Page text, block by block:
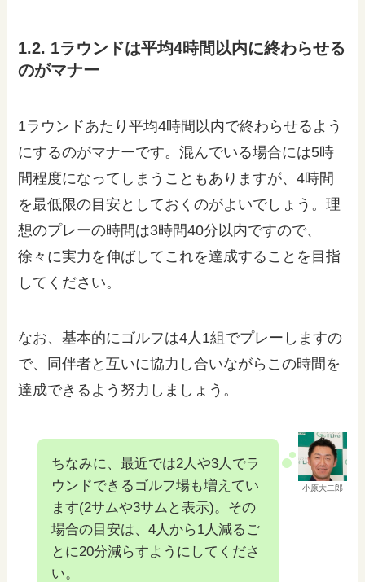
1.2. 1ラウンドは平均4時間以内に終わらせる
のがマナー
1ラウンドあたり平均4時間以内で終わらせるよう
にするのがマナーです。混んでいる場合には5時
間程度になってしまうこともありますが、4時間
を最低限の目安としておくのがよいでしょう。理
想のプレーの時間は3時間40分以内ですので、
徐々に実力を伸ばしてこれを達成することを目指
してください。
なお、基本的にゴルフは4人1組でプレーしますの
で、同伴者と互いに協力し合いながらこの時間を
達成できるよう努力しましょう。
小原大二郎
ちなみに、最近では2人や3人でラ
ウンドできるゴルフ場も増えてい
ます(2サムや3サムと表示)。その
場合の目安は、4人から1人減るご
とに20分減らすようにしてくださ
い。